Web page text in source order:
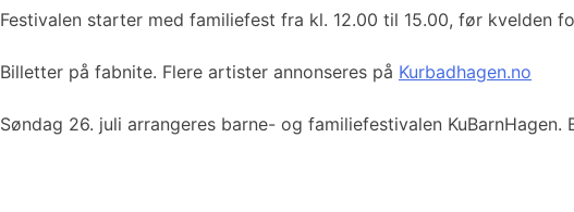
Festivalen starter med familiefest fra kl. 12.00 til 15.00, før
Billetter på fabnite. Flere artister annonseres på Kurbadhagen.no
Søndag 26. juli arrangeres barne- og familiefestivalen